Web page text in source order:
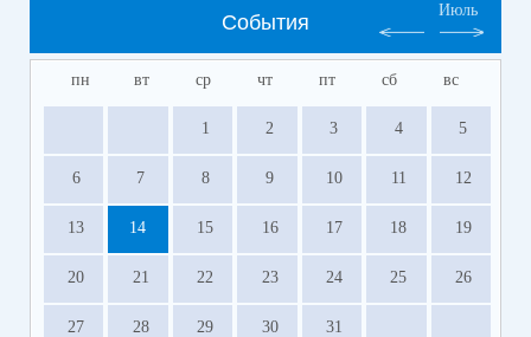
События
Июль
пн вт ср чт пт сб вс
1 2 3 4 5
6 7 8 9 10 11 12
13 14 15 16 17 18 19
20 21 22 23 24 25 26
27 28 29 30 31